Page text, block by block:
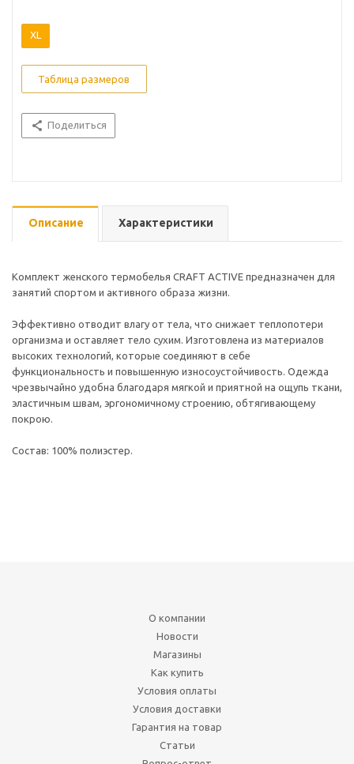
XL
Таблица размеров
Поделиться
Описание Характеристики
Комплект женского термобелья CRAFT ACTIVE предназначен для
занятий спортом и активного образа жизни.
Эффективно отводит влагу от тела, что снижает теплопотери
организма и оставляет тело сухим. Изготовлена из материалов
высоких технологий, которые соединяют в себе
функциональность и повышенную износоустойчивость. Одежда
чрезвычайно удобна благодаря мягкой и приятной на ощупь ткани,
эластичным швам, эргономичному строению, обтягивающему
покрою.
Состав: 100% полиэстер.
О компании
Новости
Магазины
Как купить
Условия оплаты
Условия доставки
Гарантия на товар
Статьи